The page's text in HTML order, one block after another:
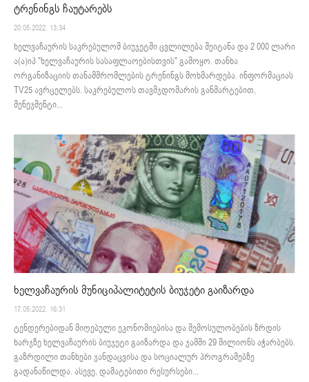
ტრენინგს ჩაუტარებს
20.05.2022. 13:34
ხელვაჩაურის საკრებულომ ბიუჯეტში ცვლილება შეიტანა და 2 000 ლარი
ა(ა)იპ "ხელვაჩაურის სასაფლაოებისთვის" გამოყო. თანხა
ორგანიზაციის თანამშრომლების ტრენინგს მოხმარდება. ინფორმაციას
TV25 ავრცელებს. საკრებულოს თავმჯდომარის განმარტებით,
მენეჯმენტი...
ხელვაჩაურის მუნიციპალიტეტის ბიუჯეტი გაიზარდა
17.05.2022. 16:31
ტენდერებიდან მიღებული ეკონომიებისა და შემოსულობების ზრდის
ხარჯზე ხელვაჩაურის ბიუჯეტი გაიზარდა და ჯამში 29 მილიონს აჭარბებს.
გაზრდილი თანხები ჯანდაცვისა და სოციალურ პროგრამებზე
გადანაწილდა. ასევე, დამატებითი რესურსები...